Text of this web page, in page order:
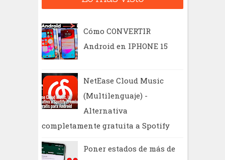
Cómo CONVERTIR
Android en IPHONE 15
NetEase Cloud Music
(Multilenguaje) -
Alternativa
completamente gratuita a Spotify
Poner estados de más de